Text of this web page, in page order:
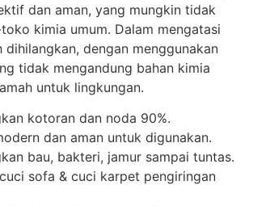
dan aman, yang mungkin tidak
kimia umum. Dalam mengatasi
dihilangkan, dengan menggunakan
tidak mengandung bahan kimia
untuk lingkungan.
kotoran dan noda 90%.
dan aman untuk digunakan.
bau, bakteri, jamur sampai tuntas.
sofa & cuci karpet pengiringan